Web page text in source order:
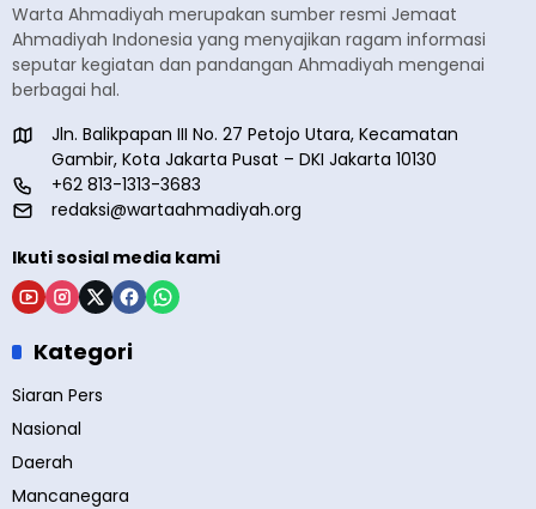
Warta Ahmadiyah merupakan sumber resmi Jemaat
Ahmadiyah Indonesia yang menyajikan ragam informasi
seputar kegiatan dan pandangan Ahmadiyah mengenai
berbagai hal.
Jln. Balikpapan III No. 27 Petojo Utara, Kecamatan
Gambir, Kota Jakarta Pusat – DKI Jakarta 10130
+62 813-1313-3683
redaksi@wartaahmadiyah.org
Ikuti sosial media kami
Kategori
Siaran Pers
Nasional
Daerah
Mancanegara